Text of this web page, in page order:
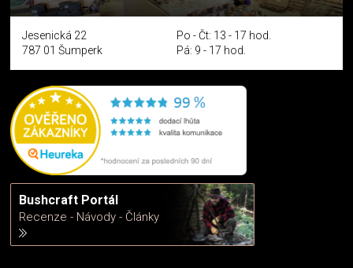
Jesenická 22
787 01 Šumperk
Po - Čt: 13 - 17 hod.
Pá: 9 - 17 hod.
Bushcraft Portál
Recenze - Návody - Články